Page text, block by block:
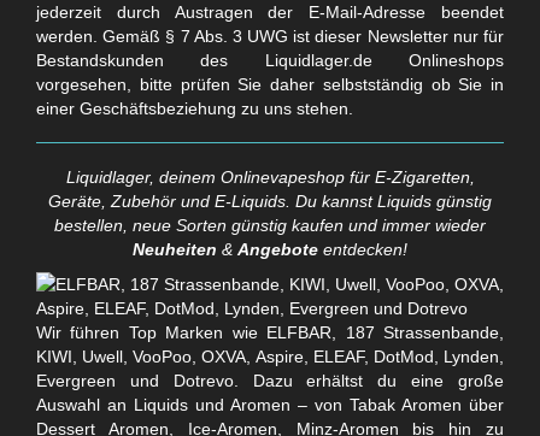
jederzeit durch Austragen der E-Mail-Adresse beendet
werden. Gemäß § 7 Abs. 3 UWG ist dieser Newsletter nur für
Bestandskunden des Liquidlager.de Onlineshops
vorgesehen, bitte prüfen Sie daher selbstständig ob Sie in
einer Geschäftsbeziehung zu uns stehen.
Liquidlager, deinem Onlinevapeshop für E-Zigaretten,
Geräte, Zubehör und E-Liquids. Du kannst Liquids günstig
bestellen, neue Sorten günstig kaufen und immer wieder
Neuheiten & Angebote entdecken!
Wir führen Top Marken wie ELFBAR, 187 Strassenbande,
KIWI, Uwell, VooPoo, OXVA, Aspire, ELEAF, DotMod, Lynden,
Evergreen und Dotrevo. Dazu erhältst du eine große
Auswahl an Liquids und Aromen – von Tabak Aromen über
Dessert Aromen, Ice-Aromen, Minz-Aromen bis hin zu